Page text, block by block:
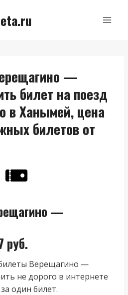
—
билет на поезд
в Ханымей, цена
билетов от
—
руб.
Верещагино —
не дорого в интернете
один билет.